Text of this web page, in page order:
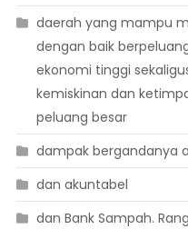
daerah yang mampu
dengan baik
ekonomi tinggi
kemiskinan dan
peluang besar
dampak bergandanya
dan akuntabel
dan Bank Sampah.